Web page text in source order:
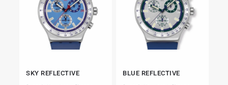
SKY REFLECTIVE BLUE REFLECTIVE